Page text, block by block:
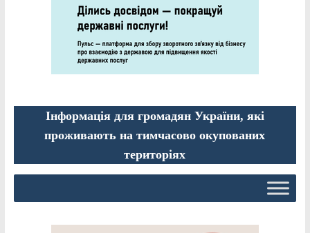
Інформація для громадян України, які
проживають на тимчасово окупованих
територіях